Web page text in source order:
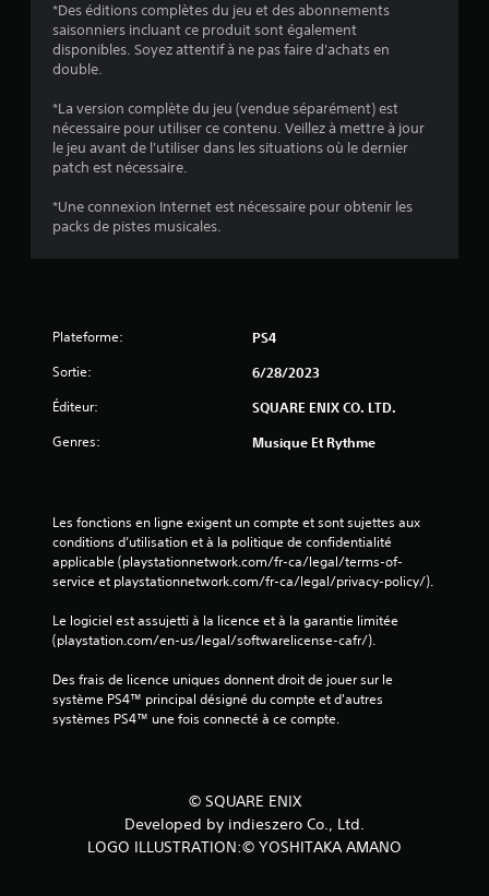
*Des éditions complètes du jeu et des abonnements
saisonniers incluant ce produit sont également
disponibles. Soyez attentif à ne pas faire d'achats en
double.
*La version complète du jeu (vendue séparément) est
nécessaire pour utiliser ce contenu. Veillez à mettre à jour
le jeu avant de l'utiliser dans les situations où le dernier
patch est nécessaire.
*Une connexion Internet est nécessaire pour obtenir les
packs de pistes musicales.
Plateforme: PS4
Sortie: 6/28/2023
Éditeur: SQUARE ENIX CO. LTD.
Genres: Musique Et Rythme
Les fonctions en ligne exigent un compte et sont sujettes aux
conditions d’utilisation et à la politique de confidentialité
applicable (playstationnetwork.com/fr-ca/legal/terms-of-
service et playstationnetwork.com/fr-ca/legal/privacy-policy/).
Le logiciel est assujetti à la licence et à la garantie limitée
(playstation.com/en-us/legal/softwarelicense-cafr/).
Des frais de licence uniques donnent droit de jouer sur le
système PS4™ principal désigné du compte et d'autres
systèmes PS4™ une fois connecté à ce compte.
© SQUARE ENIX
Developed by indieszero Co., Ltd.
LOGO ILLUSTRATION:© YOSHITAKA AMANO